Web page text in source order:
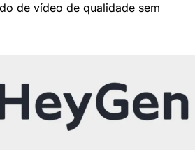
de vídeo de qualidade sem